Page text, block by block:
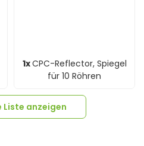
1xCPC-Reflector, Spiegel
für 10 Röhren
anzeigen